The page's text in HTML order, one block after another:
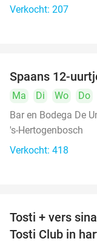
Verkocht: 207
Spaans 12-
Ma Di Wo
Do
Bar en Bodega De
's-Hertogenbosch
Verkocht: 418
Tosti + vers
Tosti Club in